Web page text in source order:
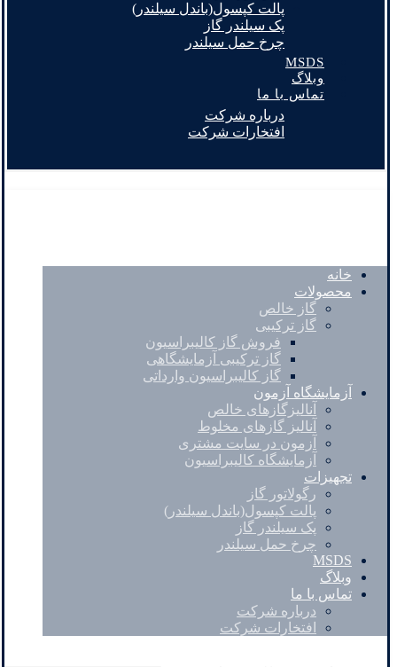
پالت کپسول(باندل سیلندر)
پک سیلندر گاز
چرخ حمل سیلندر
MSDS
وبلاگ
تماس با ما
درباره شرکت
افتخارات شرکت
خانه
محصولات
گاز خالص
گاز ترکیبی
فروش گاز کالیبراسیون
گاز ترکیبی آزمایشگاهی
گاز کالیبراسیون وارداتی
آزمایشگاه آزمون
آنالیزگازهای خالص
آنالیز گازهای مخلوط
آزمون در سایت مشتری
آزمایشگاه کالیبراسیون
تجهیزات
رگولاتور گاز
پالت کپسول(باندل سیلندر)
پک سیلندر گاز
چرخ حمل سیلندر
MSDS
وبلاگ
تماس با ما
درباره شرکت
افتخارات شرکت